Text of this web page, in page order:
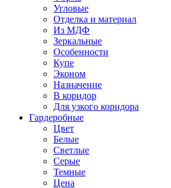
Угловые
Отделка и материал
Из МДФ
Зеркальные
Особенности
Купе
Эконом
Назначение
В коридор
Для узкого коридора
Гардеробные
Цвет
Белые
Светлые
Серые
Темные
Цена